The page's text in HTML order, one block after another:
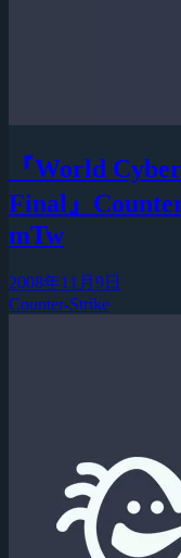
『World
Final』
mTw
2008年11月9日
Counter-Strike